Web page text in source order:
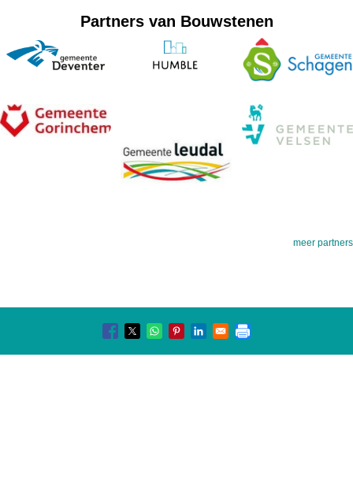
Partners van Bouwstenen
meer partners